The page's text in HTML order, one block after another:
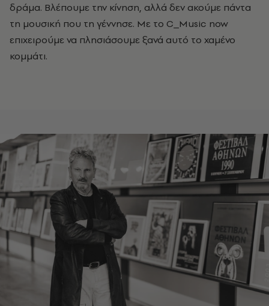
δράμα. Βλέπουμε την κίνηση, αλλά δεν ακούμε πάντα
τη μουσική που τη γέννησε. Με το C_Music now
επιχειρούμε να πλησιάσουμε ξανά αυτό το χαμένο
κομμάτι.